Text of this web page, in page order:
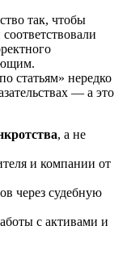
так, чтобы
соответствовали
статьям» нередко
— а это
, а не
и компании от
через судебную
с активами и